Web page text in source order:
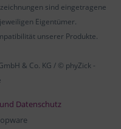
sind eingetragene
Eigentümer.
unserer Produkte.
& Co. KG / © phyZick -
Datenschutz